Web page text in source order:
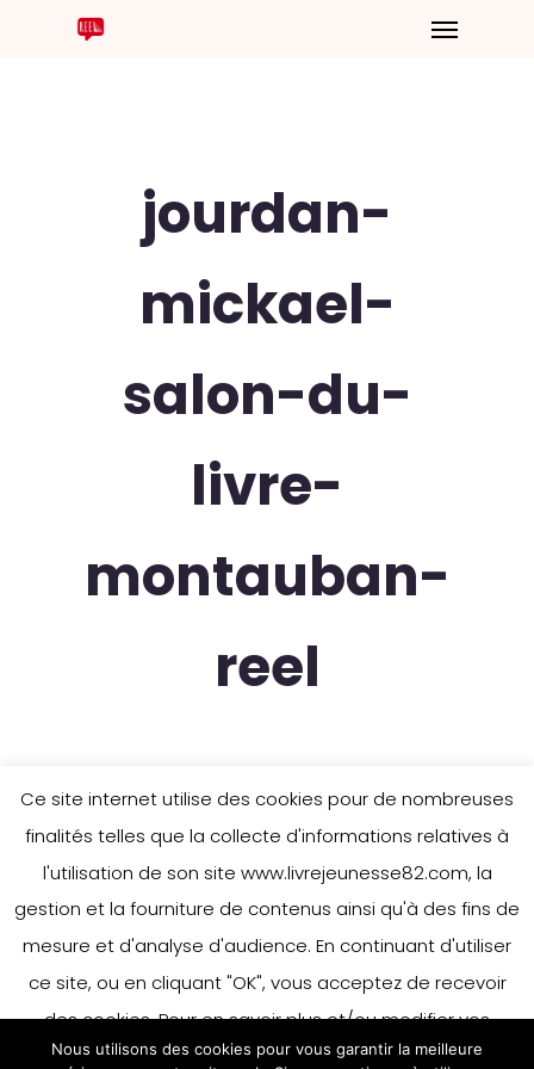
jourdan-
mickael-
salon-du-
livre-
montauban-
reel
Ce site internet utilise des cookies pour de nombreuses
finalités telles que la collecte d'informations relatives à
l'utilisation de son site www.livrejeunesse82.com, la
gestion et la fourniture de contenus ainsi qu'à des fins de
mesure et d'analyse d'audience. En continuant d'utiliser
ce site, ou en cliquant "OK", vous acceptez de recevoir
des cookies. Pour en savoir plus et/ou modifier vos
préférences en matière de cookies, merci de vous référer
Nous utilisons des cookies pour vous garantir la meilleure